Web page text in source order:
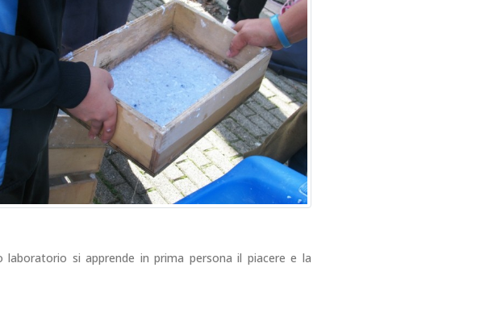
laboratorio si apprende in prima persona il piacere e la